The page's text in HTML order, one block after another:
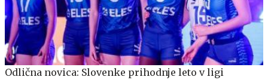
Odlična novica: Slovenke prihodnje leto v ligi